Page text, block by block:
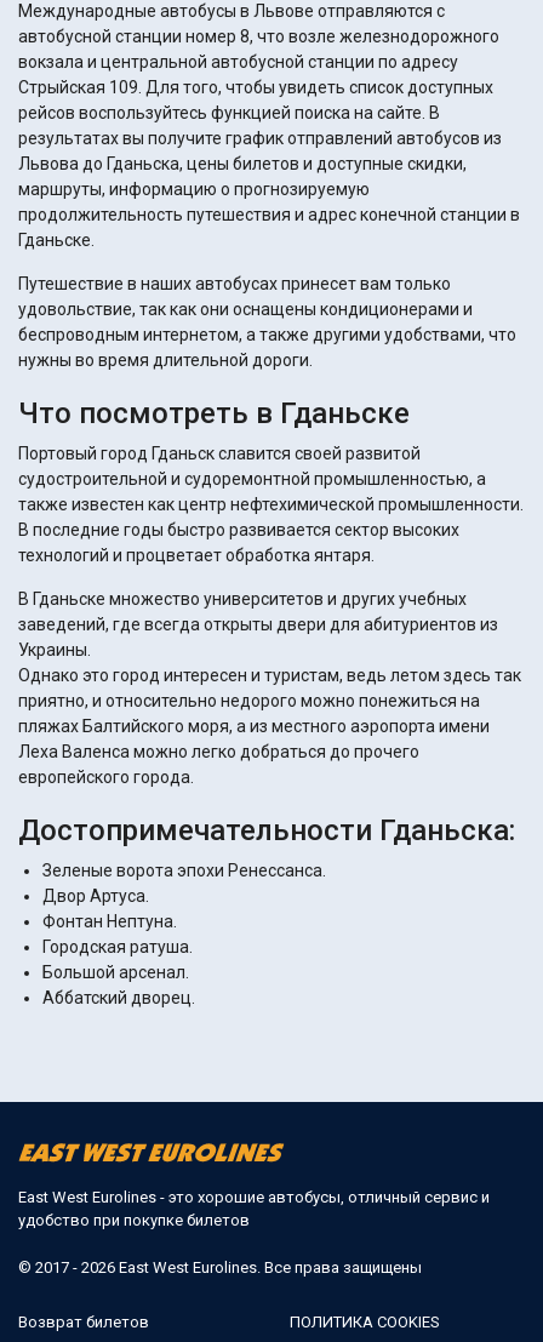
Международные автобусы в Львове отправляются с
автобусной станции номер 8, что возле железнодорожного
вокзала и центральной автобусной станции по адресу
Стрыйская 109. Для того, чтобы увидеть список доступных
рейсов воспользуйтесь функцией поиска на сайте. В
результатах вы получите график отправлений автобусов из
Львова до Гданьска, цены билетов и доступные скидки,
маршруты, информацию о прогнозируемую
продолжительность путешествия и адрес конечной станции в
Гданьске.
Путешествие в наших автобусах принесет вам только
удовольствие, так как они оснащены кондиционерами и
беспроводным интернетом, а также другими удобствами, что
нужны во время длительной дороги.
Что посмотреть в Гданьске
Портовый город Гданьск славится своей развитой
судостроительной и судоремонтной промышленностью, а
также известен как центр нефтехимической промышленности.
В последние годы быстро развивается сектор высоких
технологий и процветает обработка янтаря.
В Гданьске множество университетов и других учебных
заведений, где всегда открыты двери для абитуриентов из
Украины.
Однако это город интересен и туристам, ведь летом здесь так
приятно, и относительно недорого можно понежиться на
пляжах Балтийского моря, а из местного аэропорта имени
Леха Валенса можно легко добраться до прочего
европейского города.
Достопримечательности Гданьска:
Зеленые ворота эпохи Ренессанса.
Двор Артуса.
Фонтан Нептуна.
Городская ратуша.
Большой арсенал.
Аббатский дворец.
East West Eurolines - это хорошие автобусы, отличный сервис и
удобство при покупке билетов
© 2017 - 2026 East West Eurolines. Все права защищены
Возврат билетов ПОЛИТИКА COOKIES